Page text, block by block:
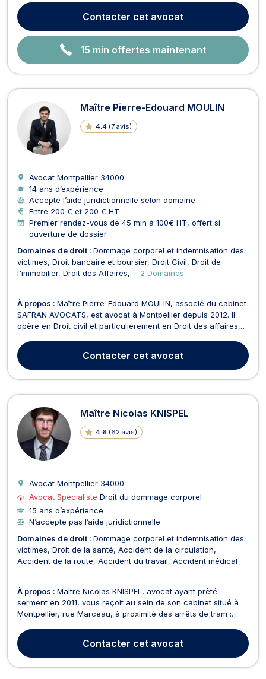
Contacter cet avocat
15 min offertes maintenant
Maître Pierre-Edouard MOULIN
4.4 (7 avis)
Avocat Montpellier 34000
14 ans d’expérience
Accepte l’aide juridictionnelle selon domaine
Entre 200 € et 200 € HT
Premier rendez-vous de 45 min à 100€ HT, offert si
ouverture de dossier
Domaines de droit : Dommage corporel et indemnisation des
victimes Droit bancaire et boursier Droit Civil Droit de
l'immobilier Droit des Affaires + 2 Domaines
À propos : Maître Pierre-Edouard MOULIN, associé du cabinet
SAFRAN AVOCATS, est avocat à Montpellier depuis 2012. Il
opère en Droit civil et particulièrement en Droit des affaires,
Contacter cet avocat
Maître Nicolas KNISPEL
4.6 (62 avis)
Avocat Montpellier 34000
Avocat Spécialiste Droit du dommage corporel
15 ans d’expérience
N’accepte pas l’aide juridictionnelle
Domaines de droit : Dommage corporel et indemnisation des
victimes Droit de la santé Accident de la circulation
Accident de la route Accident du travail Accident médical
À propos : Maître Nicolas KNISPEL, avocat ayant prêté
serment en 2011, vous reçoit au sein de son cabinet situé à
Montpellier, rue Marceau, à proximité des arrêts de tram :
loin de l'Eglise Saint-Roch. En janvier 2017, Maître KNISPEL a
obtenu un certificat de spécialisat...
Contacter cet avocat